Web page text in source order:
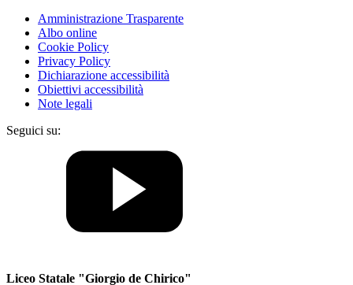
Amministrazione Trasparente
Albo online
Cookie Policy
Privacy Policy
Dichiarazione accessibilità
Obiettivi accessibilità
Note legali
Seguici su:
Liceo Statale "Giorgio de Chirico"